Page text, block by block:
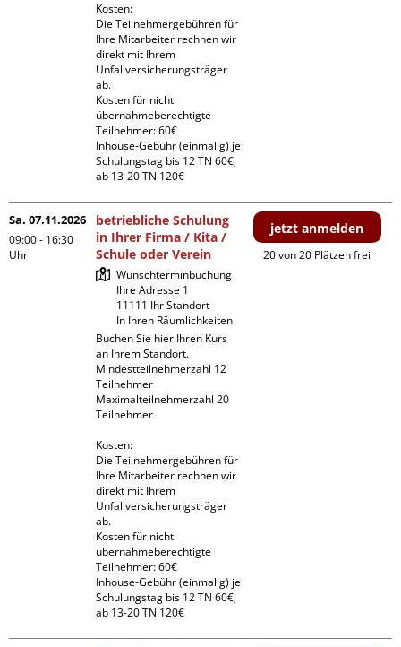
Kosten:
Die Teilnehmergebühren für
Ihre Mitarbeiter rechnen wir
direkt mit Ihrem
Unfallversicherungsträger
ab.
Kosten für nicht
übernahmeberechtigte
Teilnehmer: 60€
Inhouse-Gebühr (einmalig) je
Schulungstag bis 12 TN 60€;
ab 13-20 TN 120€
Sa. 07.11.2026
09:00 - 16:30
Uhr
betriebliche Schulung
in Ihrer Firma / Kita /
Schule oder Verein
Wunschterminbuchung
Ihre Adresse 1
11111 Ihr Standort
In Ihren Räumlichkeiten
Buchen Sie hier Ihren Kurs
an Ihrem Standort.
Mindestteilnehmerzahl 12
Teilnehmer
Maximalteilnehmerzahl 20
Teilnehmer
Kosten:
Die Teilnehmergebühren für
Ihre Mitarbeiter rechnen wir
direkt mit Ihrem
Unfallversicherungsträger
ab.
Kosten für nicht
übernahmeberechtigte
Teilnehmer: 60€
Inhouse-Gebühr (einmalig) je
Schulungstag bis 12 TN 60€;
ab 13-20 TN 120€
jetzt anmelden
20 von 20 Plätzen frei